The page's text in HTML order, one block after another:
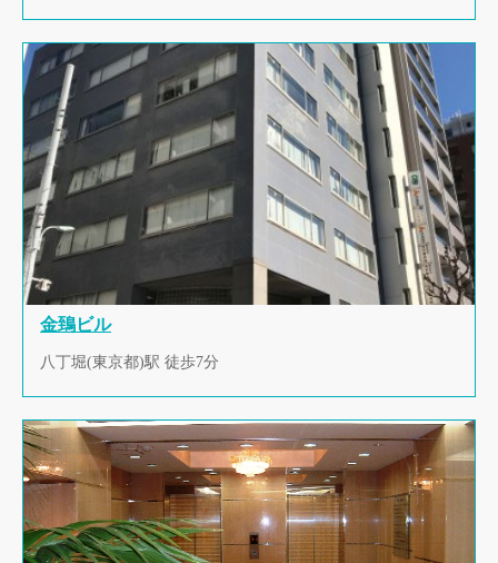
金鵄ビル
八丁堀(東京都)駅 徒歩7分